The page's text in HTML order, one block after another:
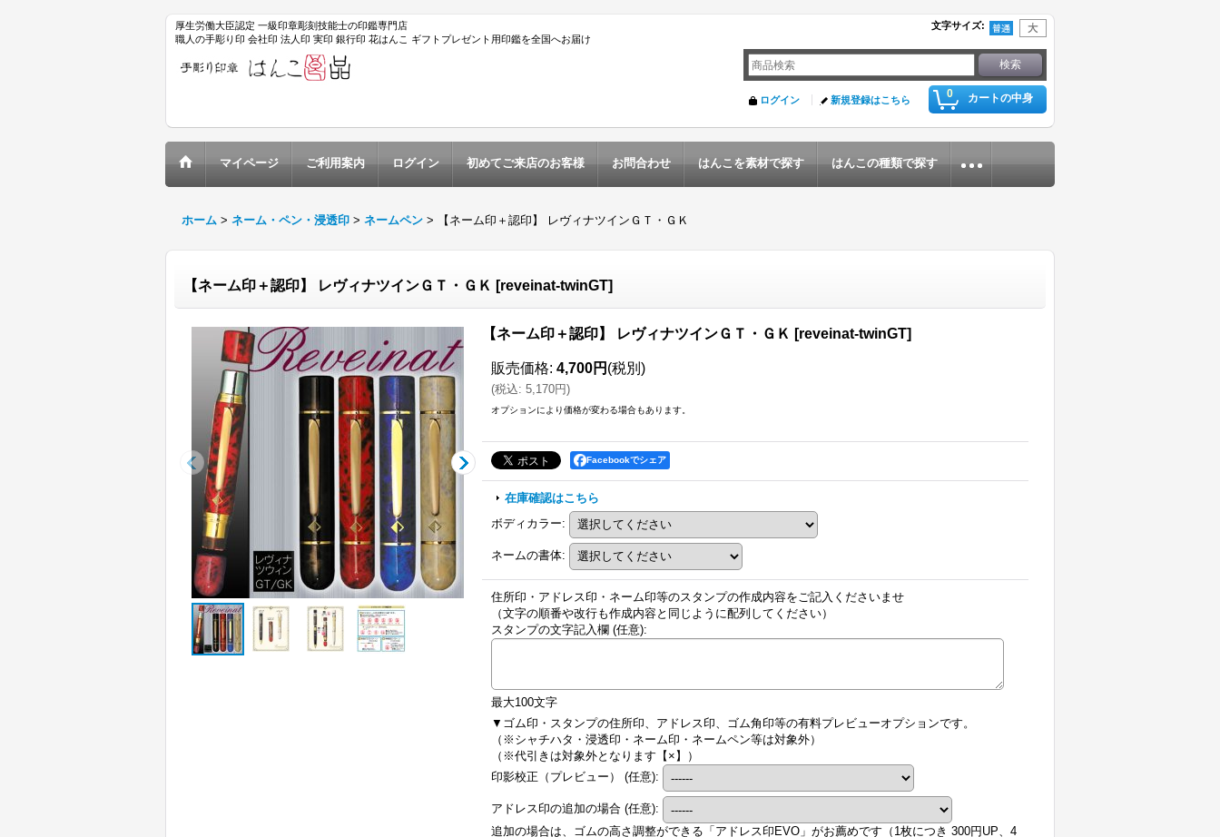
厚生労働大臣認定 一級印章彫刻技能士の印鑑専門店
職人の手彫り印 会社印 法人印 実印 銀行印 花はんこ ギフトプレゼント用印鑑を全国へお届け
文字サイズ:
0 カートの中身
ログイン 新規登録はこちら
マイページ ご利用案内 ログイン 初めてご来店のお客様 お問合わせ はんこを素材で探す はんこの種類で探す
ホーム > ネーム・ペン・浸透印 > ネームペン > 【ネーム印＋認印】 レヴィナツインＧＴ・ＧＫ
【ネーム印＋認印】 レヴィナツインＧＴ・ＧＫ [reveinat-twinGT]
【ネーム印＋認印】 レヴィナツインＧＴ・ＧＫ [reveinat-twinGT]
販売価格: 4,700円 (税別)
(税込: 5,170円)
オプションにより価格が変わる場合もあります。
Facebookでシェア
在庫確認はこちら
ボディカラー:
ネームの書体:
住所印・アドレス印・ネーム印等のスタンプの作成内容をご記入くださいませ
（文字の順番や改行も作成内容と同じように配列してください）
スタンプの文字記入欄 (任意):
最大100文字
▼ゴム印・スタンプの住所印、アドレス印、ゴム角印等の有料プレビューオプションです。
（※シャチハタ・浸透印・ネーム印・ネームペン等は対象外）
（※代引きは対象外となります【×】）
印影校正（プレビュー） (任意):
アドレス印の追加の場合 (任意):
追加の場合は、ゴムの高さ調整ができる「アドレス印EVO」がお薦めです（1枚につき 300円UP、4